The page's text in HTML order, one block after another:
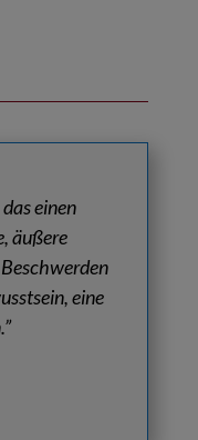
einen
äußere
eine